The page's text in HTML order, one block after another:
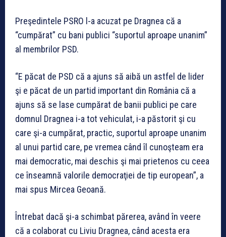
Preşedintele PSRO l-a acuzat pe Dragnea că a
“cumpărat” cu bani publici “suportul aproape unanim”
al membrilor PSD.
“E păcat de PSD că a ajuns să aibă un astfel de lider
şi e păcat de un partid important din România că a
ajuns să se lase cumpărat de banii publici pe care
domnul Dragnea i-a tot vehiculat, i-a păstorit şi cu
care şi-a cumpărat, practic, suportul aproape unanim
al unui partid care, pe vremea când îl cunoşteam era
mai democratic, mai deschis şi mai prietenos cu ceea
ce înseamnă valorile democraţiei de tip european”, a
mai spus Mircea Geoană.
Întrebat dacă şi-a schimbat părerea, având în veere
că a colaborat cu Liviu Dragnea, când acesta era